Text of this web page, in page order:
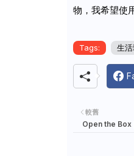
物，我希望使
Tags: 生
較舊
Open the Box